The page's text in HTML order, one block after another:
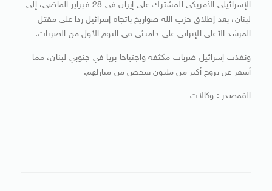
الإسرائيلي الأمريكي المشترك على إيران في 28 فبراير الماضي، إلى
لبنان، بعد إطلاق حزب الله صواريخ باتجاه إسرائيل ردا على مقتل
المرشد الأعلى الإيراني علي خامنئي في اليوم الأول من الضربات.
ونفذت إسرائيل ضربات مكثفة واجتياحا بريا في جنوبي لبنان، مما
أسفر عن نزوح أكثر من مليون شخص من منازلهم.
الفمصدر : وكالات